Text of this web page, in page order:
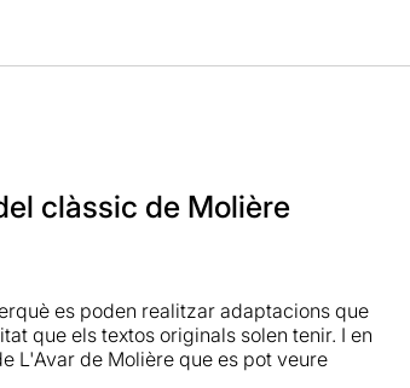
clàssic de Molière
es poden realitzar adaptacions que
que els textos originals solen tenir. I en
L'Avar de Molière que es pot veure